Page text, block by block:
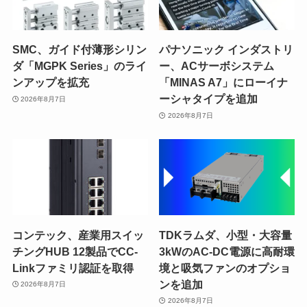
SMC、ガイド付薄形シリン
ダ「MGPK Series」のライ
ンアップを拡充
2026年8月7日
パナソニック インダストリ
ー、ACサーボシステム
「MINAS A7」にローイナ
ーシャタイプを追加
2026年8月7日
コンテック、産業用スイッ
チングHUB 12製品でCC-
Linkファミリ認証を取得
2026年8月7日
TDKラムダ、小型・大容量
3kWのAC-DC電源に高耐環
境と吸気ファンのオプショ
ンを追加
2026年8月7日